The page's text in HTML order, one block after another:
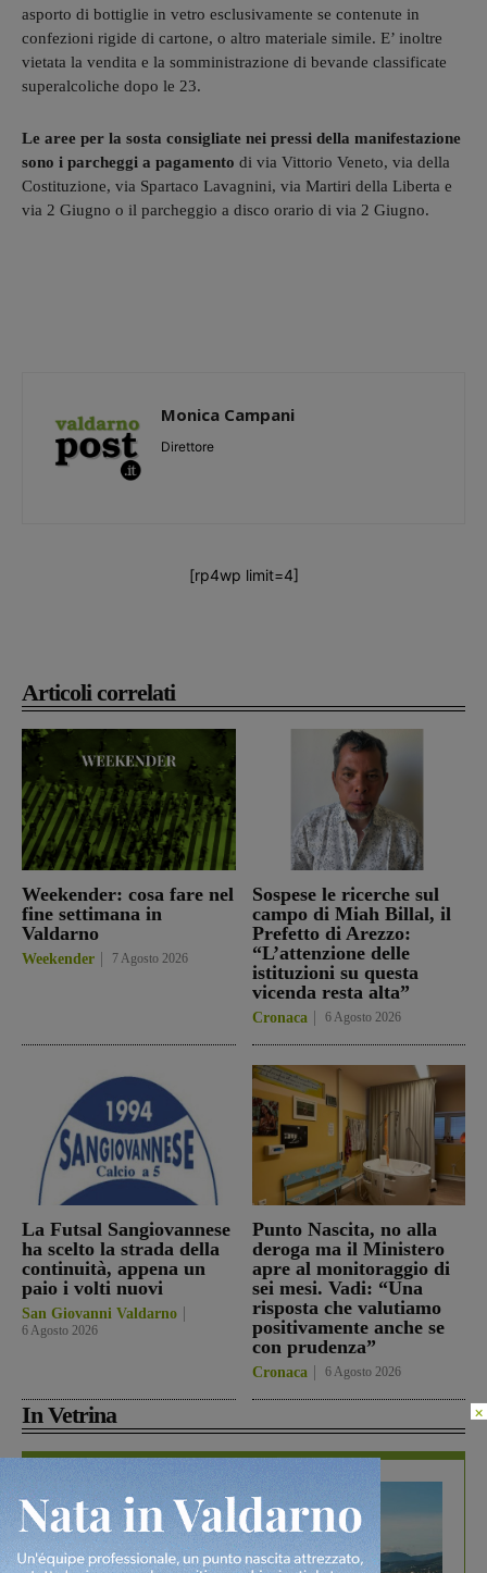
Articoli correlati
Weekender: cosa fare nel
fine settimana in
Valdarno
Weekender 7 Agosto 2026
Sospese le ricerche sul
campo di Miah Billal, il
Prefetto di Arezzo:
“L’attenzione delle
istituzioni su questa
vicenda resta alta”
Cronaca 6 Agosto 2026
La Futsal Sangiovannese
ha scelto la strada della
continuità, appena un
paio i volti nuovi
San Giovanni Valdarno
6 Agosto 2026
Punto Nascita, no alla
deroga ma il Ministero
apre al monitoraggio di
sei mesi. Vadi: “Una
risposta che valutiamo
positivamente anche se
con prudenza”
Cronaca 6 Agosto 2026
In Vetrina
asporto di bottiglie in vetro esclusivamente se contenute in
confezioni rigide di cartone, o altro materiale simile. E’ inoltre
vietata la vendita e la somministrazione di bevande classificate
superalcoliche dopo le 23.
Le aree per la sosta consigliate nei pressi della manifestazione
sono i parcheggi a pagamento di via Vittorio Veneto, via della
Costituzione, via Spartaco Lavagnini, via Martiri della Liberta e
via 2 Giugno o il parcheggio a disco orario di via 2 Giugno.
Monica Campani
Direttore
[rp4wp limit=4]
×